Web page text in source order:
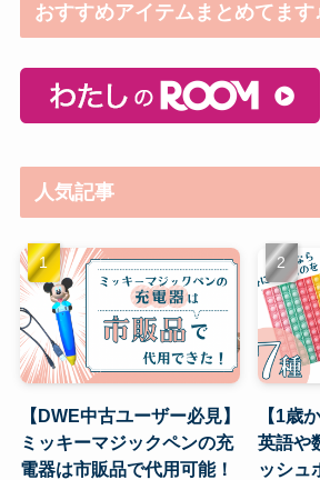
おすすめアイテムまとめてます
人気記事
【DWE中古ユーザー必見】
ミッキーマジックペンの充
電器は市販品で代用可能！
【1歳
英語や
ッシュ